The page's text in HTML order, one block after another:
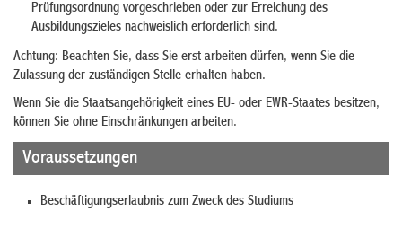
Prüfungsordnung vorgeschrieben oder zur Erreichung des
Ausbildungszieles nachweislich erforderlich sind.
Achtung: Beachten Sie, dass Sie erst arbeiten dürfen, wenn Sie die
Zulassung der zuständigen Stelle erhalten haben.
Wenn Sie die Staatsangehörigkeit eines EU- oder EWR-Staates besitzen,
können Sie ohne Einschränkungen arbeiten.
Voraussetzungen
Beschäftigungserlaubnis zum Zweck des Studiums